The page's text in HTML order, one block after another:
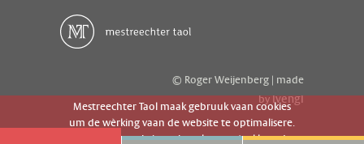
© Roger Weijenberg | made
byivengi
Mestreechter Taol maak gebruuk vaan cookies
um de wèrking vaan de website te optimalisere.
Es geer de website gebruuk gaot g'r akkoord